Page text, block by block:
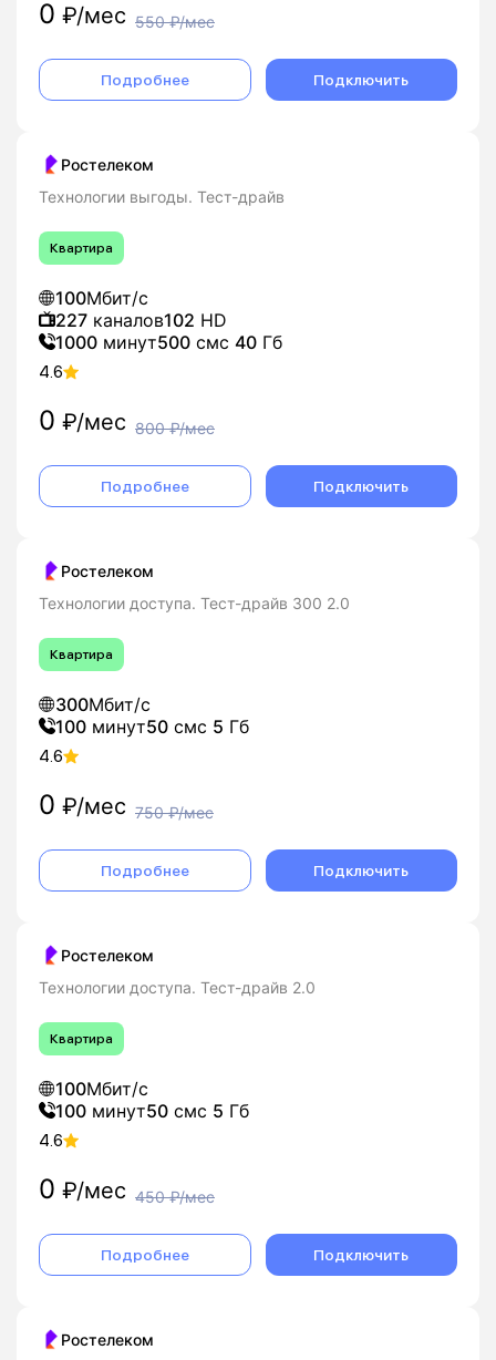
0 ₽/мес 550₽/мес
Подробнее Подключить
Ростелеком
Технологии выгоды. Тест-драйв
Квартира
100Мбит/с
227 каналов102 HD
1000 минут500 смс 40 Гб
4.6
0 ₽/мес 800₽/мес
Подробнее Подключить
Ростелеком
Технологии доступа. Тест-драйв 300 2.0
Квартира
300Мбит/с
100 минут50 смс 5 Гб
4.6
0 ₽/мес 750₽/мес
Подробнее Подключить
Ростелеком
Технологии доступа. Тест-драйв 2.0
Квартира
100Мбит/с
100 минут50 смс 5 Гб
4.6
0 ₽/мес 450₽/мес
Подробнее Подключить
Ростелеком